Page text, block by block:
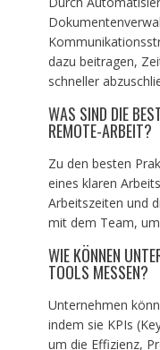
dazu beitragen,
schneller
WAS SIND DIE
REMOTE-ARBEIT?
Zu den besten
eines klaren
Arbeitszeiten und
mit dem Team,
WIE KÖNNEN
TOOLS MESSEN?
Unternehmen
indem sie KPIs
um die Effizienz,